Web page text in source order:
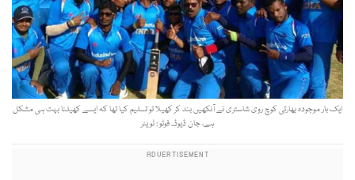
ایک بار موجودہ بھارتی کوچ روی شاستری نے آنکھیں بند کر کھیلا تو تسلیم کیا تھا کہ ایسے کھیلنا بہت ہی مشکل
ہے، جان ڈیوڈ۔ فوٹو : ٹویٹر